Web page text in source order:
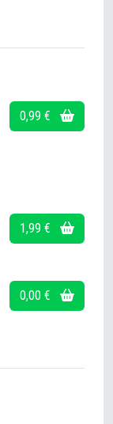
0,99 €
1,99 €
0,00 €